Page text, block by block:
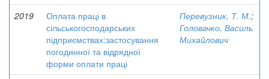
2019
Оплата праці в
сільськогосподарських
підприємствах:застосування
погодинної та відрядної
форми оплати праці
Перевузник, Т. М.;
Головачко, Василь
Михайлович